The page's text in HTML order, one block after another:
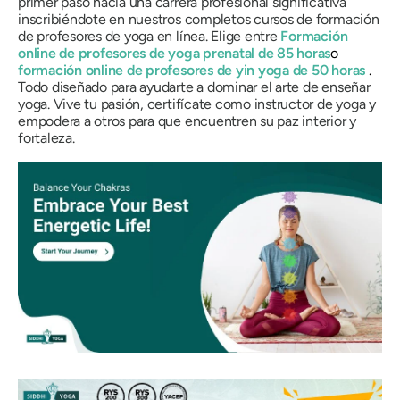
inscribiéndote en nuestros completos cursos de formación
de profesores de yoga en línea. Elige entre Formación
online de profesores de yoga prenatal de 85 horaso
formación online de profesores de yin yoga de 50 horas .
Todo diseñado para ayudarte a dominar el arte de enseñar
yoga. Vive tu pasión, certifícate como instructor de yoga y
empodera a otros para que encuentren su paz interior y
fortaleza.